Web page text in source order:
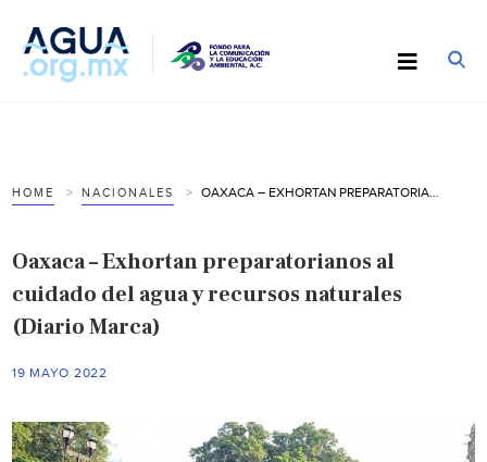
HOME NACIONALES
Oaxaca – Exhortan preparatorianos al
cuidado del agua y recursos naturales
(Diario Marca)
19 MAYO 2022